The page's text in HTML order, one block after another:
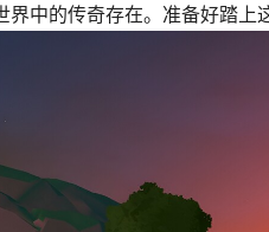
中的传奇存在。准备好踏上